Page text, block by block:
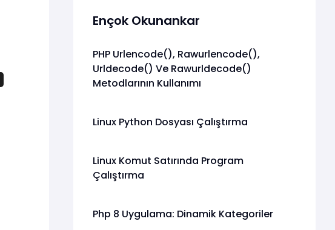
Ençok Okunankar
PHP Urlencode(), Rawurlencode(),
Urldecode() Ve Rawurldecode()
Metodlarının Kullanımı
Linux Python Dosyası Çalıştırma
Linux Komut Satırında Program
Çalıştırma
Php 8 Uygulama: Dinamik Kategoriler